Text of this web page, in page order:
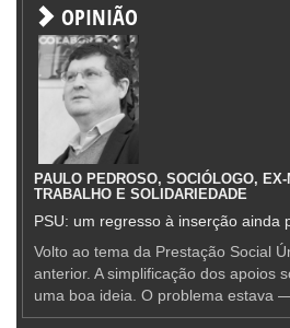
OPINIÃO
PAULO PEDROSO, SOCIÓLOGO,
TRABALHO E SOLIDARIEDADE
PSU: um regresso à inserção ainda
Volto ao tema da Prestação Social
anterior. A simplificação dos apoios
uma boa ideia. O problema estava